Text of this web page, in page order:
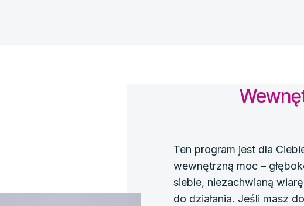
Ten program jest dla
wewnętrzną moc –
siebie, niezachwianą
do działania. Jeśli masz